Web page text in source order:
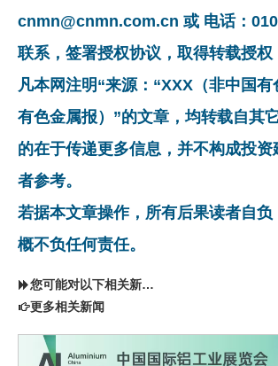
cnmn@cnmn.com.cn 或 电话：
联系，签署授权协议，取得转载授权
凡本网注明“来源：“XXX（非中国有
有色金属报）”的文章，均转载自其
的在于传递更多信息，并不构成投资
者参考。
若据本文章操作，所有后果读者自负
概不负任何责任。
您可能对以下相关新闻同样感兴趣
更多相关新闻